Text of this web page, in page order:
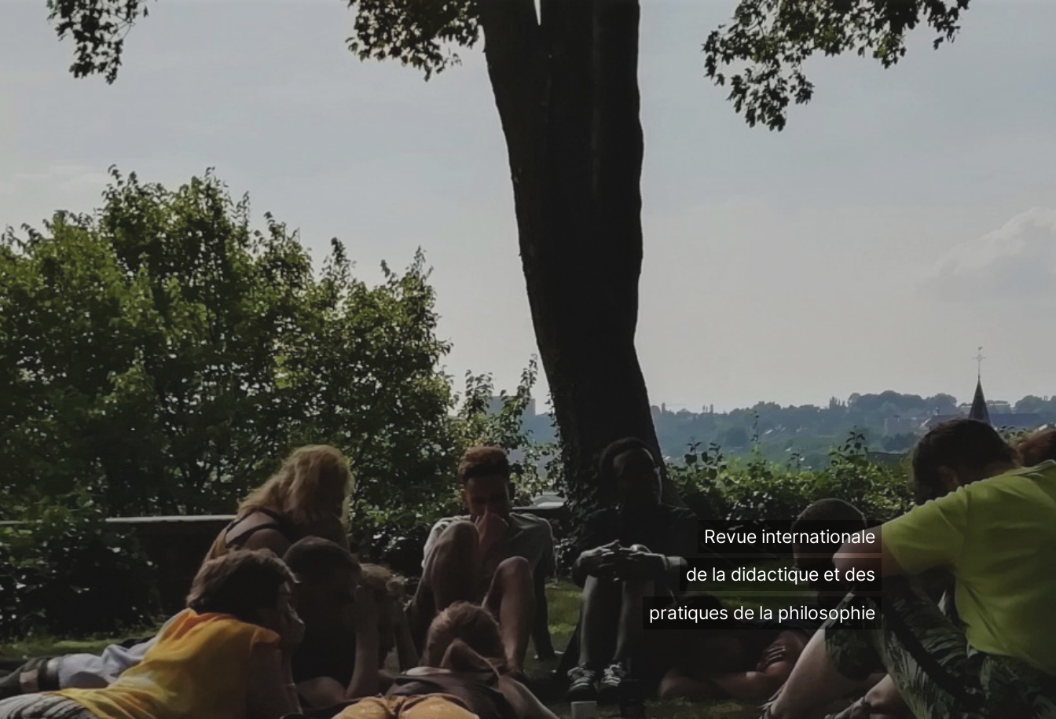
Revue internationale
de la didactique et des
pratiques de la philosophie